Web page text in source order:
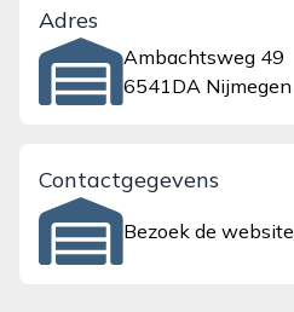
Adres
Ambachtsweg 49
6541DA Nijmegen
Contactgegevens
Bezoek de website